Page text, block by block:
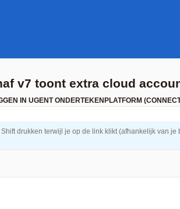
v7 toont extra cloud
IN UGENT ONDERTEKENPLATFORM
drukken terwijl je op de link klikt (afhankelijk van je